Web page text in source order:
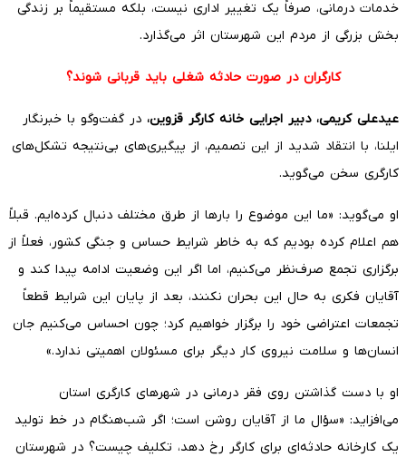
خدمات درمانی، صرفاً یک تغییر اداری نیست، بلکه مستقیماً بر زندگی
بخش بزرگی از مردم این شهرستان اثر می‌گذارد.
کارگران در صورت حادثه شغلی باید قربانی شوند؟
عیدعلی کریمی، دبیر اجرایی خانه کارگر قزوین، در گفت‌وگو با خبرنگار
ایلنا، با انتقاد شدید از این تصمیم، از پیگیری‌های بی‌نتیجه تشکل‌های
کارگری سخن می‌گوید.
او می‌گوید: «ما این موضوع را بارها از طرق مختلف دنبال کرده‌ایم. قبلاً
هم اعلام کرده بودیم که به خاطر شرایط حساس و جنگی کشور، فعلاً از
برگزاری تجمع صرف‌نظر می‌کنیم، اما اگر این وضعیت ادامه پیدا کند و
آقایان فکری به حال این بحران نکنند، بعد از پایان این شرایط قطعاً
تجمعات اعتراضی خود را برگزار خواهیم کرد؛ چون احساس می‌کنیم جان
انسان‌ها و سلامت نیروی کار دیگر برای مسئولان اهمیتی ندارد.»
او با دست گذاشتن روی فقر درمانی در شهرهای کارگری استان
می‌افزاید: «سؤال ما از آقایان روشن است؛ اگر شب‌هنگام در خط تولید
یک کارخانه حادثه‌ای برای کارگر رخ دهد، تکلیف چیست؟ در شهرستان